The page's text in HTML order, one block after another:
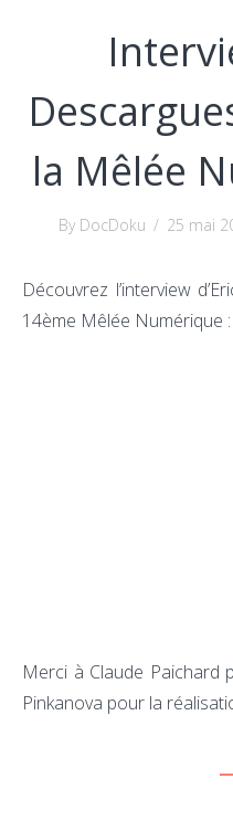
la Mêlée
By DocDoku / 25 mai
Découvrez l’interview
14ème Mêlée Numérique :
Merci à Claude Paichard
Pinkanova pour la